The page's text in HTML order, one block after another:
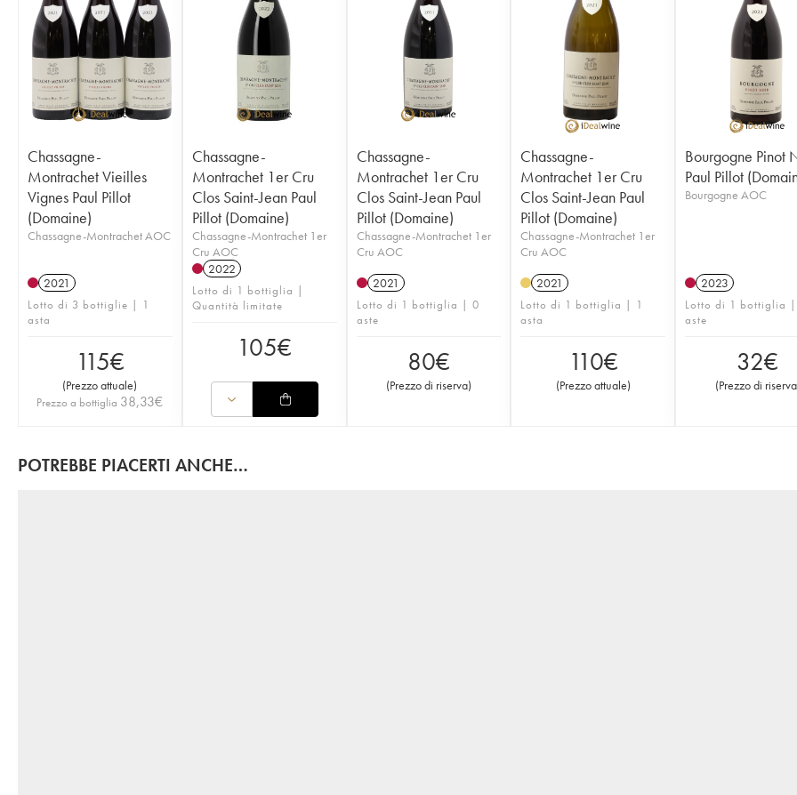
Chassagne-
Montrachet Vieilles
Vignes Paul Pillot
(Domaine)
Chassagne-Montrachet AOC
2021
Lotto di 3 bottiglie | 1
asta
115€
(Prezzo attuale)
Prezzo a bottiglia 38,33€
Chassagne-
Montrachet 1er Cru
Clos Saint-Jean Paul
Pillot (Domaine)
Chassagne-Montrachet 1er
Cru AOC
2022
Lotto di 1 bottiglia |
Quantità limitate
105€
Chassagne-
Montrachet 1er Cru
Clos Saint-Jean Paul
Pillot (Domaine)
Chassagne-Montrachet 1er
Cru AOC
2021
Lotto di 1 bottiglia | 0
aste
80€
(Prezzo di riserva)
Chassagne-
Montrachet 1er Cru
Clos Saint-Jean Paul
Pillot (Domaine)
Chassagne-Montrachet 1er
Cru AOC
2021
Lotto di 1 bottiglia | 1
asta
110€
(Prezzo attuale)
Bourgogne Pinot
Paul Pillot
Bourgogne AOC
2023
Lotto di 1 bottiglia
aste
32€
(Prezzo di riserva
POTREBBE PIACERTI ANCHE…